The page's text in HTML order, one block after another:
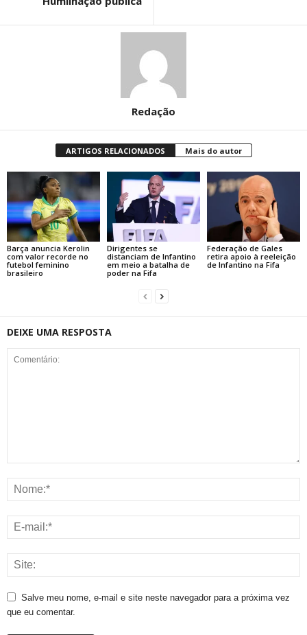
Redação
ARTIGOS RELACIONADOS Mais do autor
Barça anuncia Kerolin
com valor recorde no
futebol feminino
brasileiro
Dirigentes se
distanciam de Infantino
em meio a batalha de
poder na Fifa
Federação de Gales
retira apoio à reeleição
de Infantino na Fifa
DEIXE UMA RESPOSTA
Salve meu nome, e-mail e site neste navegador para a próxima vez
que eu comentar.